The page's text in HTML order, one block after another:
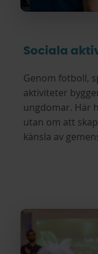
Sociala
Genom fotboll,
aktiviteter
ungdomar. Här
utan om att
känsla av